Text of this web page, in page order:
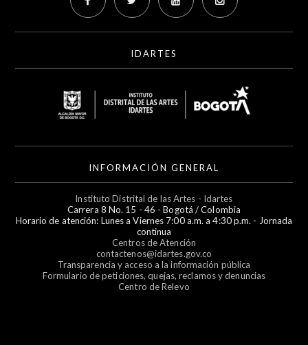
IDARTES
INFORMACIÓN GENERAL
Instituto Distrital de las Artes - Idartes
Carrera 8 No. 15 - 46 - Bogotá / Colombia
Horario de atención: Lunes a Viernes 7:00 a.m. a 4:30 p.m. - Jornada
continua
Centros de Atención
contactenos@idartes.gov.co
Transparencia y acceso a la información pública
Formulario de peticiones, quejas, reclamos y denuncias
Centro de Relevo